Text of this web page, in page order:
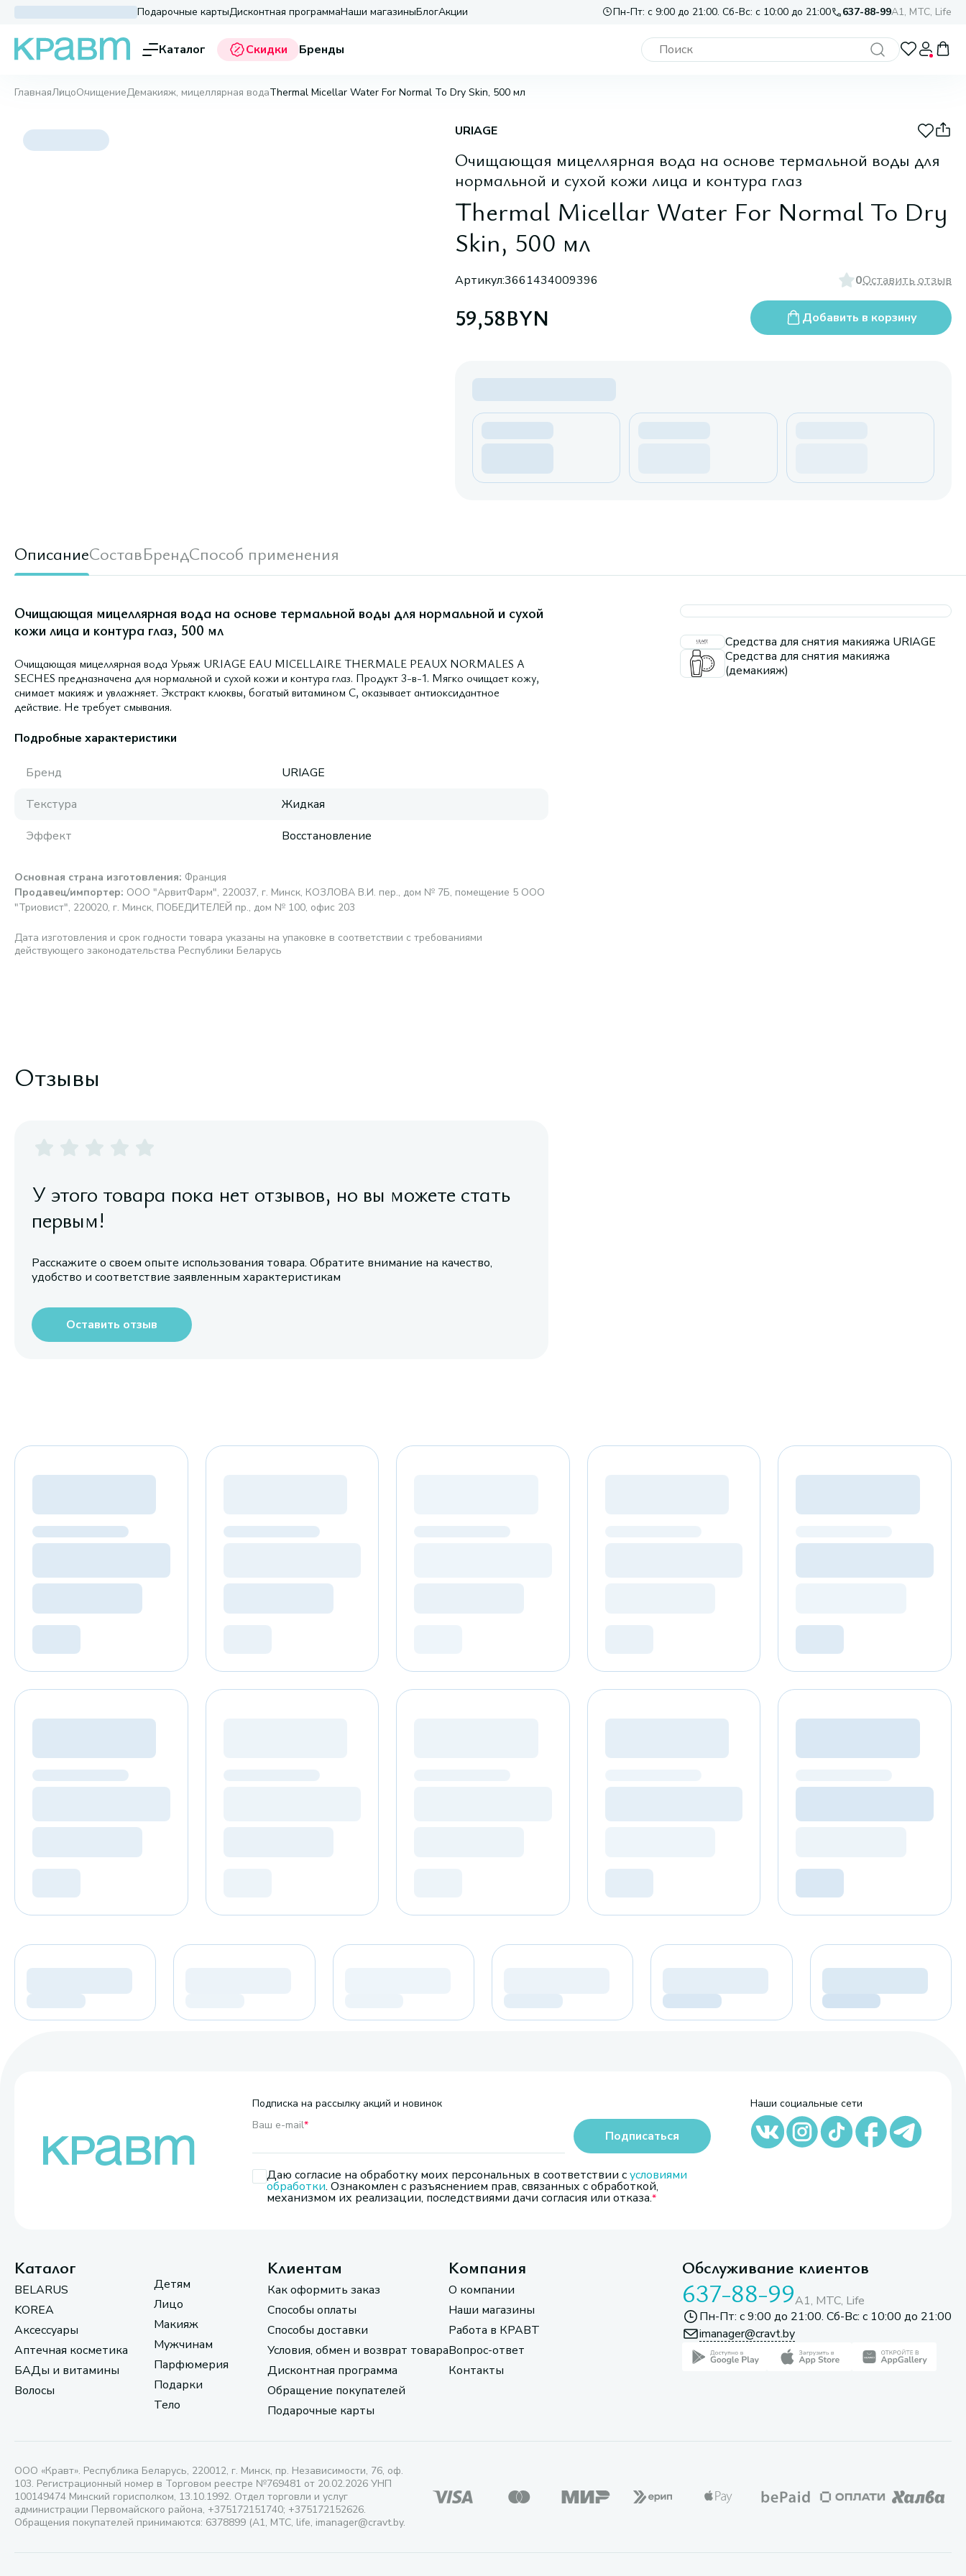
Подарочные картыДисконтная программаНаши магазиныБлогАкции Пн-Пт: с 9:00 до 21:00. Сб-Вс: с 10:00 до 21:00 637-88-99A1, МТС, Life
Каталог Скидки Бренды
ГлавнаяЛицоОчищениеДемакияж, мицеллярная водаThermal Micellar Water For Normal To Dry Skin, 500 мл
URIAGE
Очищающая мицеллярная вода на основе термальной воды для
нормальной и сухой кожи лица и контура глаз
Thermal Micellar Water For Normal To Dry
Skin, 500 мл
Артикул:3661434009396 0Оставить отзыв
59,58BYN Добавить в корзину
ОписаниеСоставБрендСпособ применения
Очищающая мицеллярная вода на основе термальной воды для нормальной и сухой
кожи лица и контура глаз, 500 мл
Очищающая мицеллярная вода Урьяж URIAGE EAU MICELLAIRE THERMALE PEAUX NORMALES A
SECHES предназначена для нормальной и сухой кожи и контура глаз. Продукт 3-в-1. Мягко очищает кожу,
снимает макияж и увлажняет. Экстракт клюквы, богатый витамином C, оказывает антиоксидантное
действие. Не требует смывания.
Подробные характеристики
Бренд
URIAGE
Текстура
Жидкая
Эффект
Восстановление
Основная страна изготовления: Франция
Продавец/импортер: ООО "АрвитФарм", 220037, г. Минск, КОЗЛОВА В.И. пер., дом № 7Б, помещение 5 ООО
"Триовист", 220020, г. Минск, ПОБЕДИТЕЛЕЙ пр., дом № 100, офис 203
Дата изготовления и срок годности товара указаны на упаковке в соответствии с требованиями
действующего законодательства Республики Беларусь
Средства для снятия макияжа URIAGE
Средства для снятия макияжа
(демакияж)
Отзывы
У этого товара пока нет отзывов, но вы можете стать
первым!
Расскажите о своем опыте использования товара. Обратите внимание на качество,
удобство и соответствие заявленным характеристикам
Оставить отзыв
Подписка на рассылку акций и новинок
Ваш e-mail*
Даю согласие на обработку моих персональных в соответствии сусловиями
обработки. Ознакомлен с разъяснением прав, связанных с обработкой,
механизмом их реализации, последствиями дачи согласия или отказа.
Подписаться
Наши социальные сети
Каталог
BELARUS
KOREA
Аксессуары
Аптечная косметика
БАДы и витамины
Волосы
Детям
Лицо
Макияж
Мужчинам
Парфюмерия
Подарки
Тело
Клиентам
Как оформить заказ
Способы оплаты
Способы доставки
Условия, обмен и возврат товара
Дисконтная программа
Обращение покупателей
Подарочные карты
Компания
О компании
Наши магазины
Работа в КРАВТ
Вопрос-ответ
Контакты
Обслуживание клиентов
637-88-99A1, МТС, Life
Пн-Пт: с 9:00 до 21:00. Сб-Вс: с 10:00 до 21:00
imanager@cravt.by
ООО «Кравт». Республика Беларусь, 220012, г. Минск, пр. Независимости, 76, оф.
103. Регистрационный номер в Торговом реестре №769481 от 20.02.2026 УНП
100149474 Минский горисполком, 13.10.1992. Отдел торговли и услуг
администрации Первомайского района, +375172151740; +375172152626.
Обращения покупателей принимаются: 6378899 (А1, МТС, life, imanager@cravt.by.